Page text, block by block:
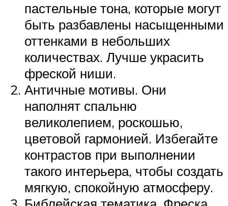
пастельные тона, которые могут
быть разбавлены насыщенными
оттенками в небольших
количествах. Лучше украсить
фреской ниши.
Античные мотивы. Они
наполнят спальню
великолепием, роскошью,
цветовой гармонией. Избегайте
контрастов при выполнении
такого интерьера, чтобы создать
мягкую, спокойную атмосферу.